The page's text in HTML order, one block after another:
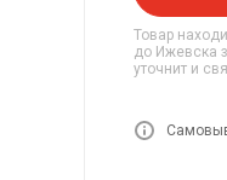
Товар
до Ижевска
уточнит и